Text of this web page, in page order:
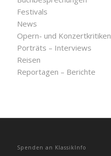
Festivals
News
Opern- und Konzertkritiken
Porträts – Interviews
Reisen
Reportagen – Berichte
Spenden an KlassikInfo